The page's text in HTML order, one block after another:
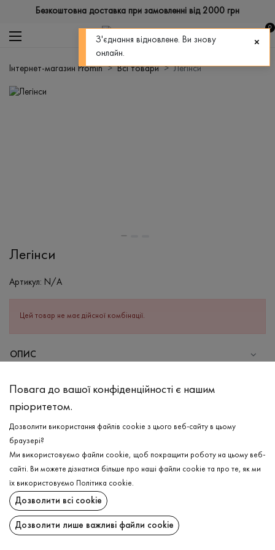
Безкоштовна доставка при замовленні від 2000 грн
0
Інтернет-магазин Promin Всі товари Легінси
Легінси
Артикул: N/A
Цей товар не має дійсної комбінації.
ОПИС
Бавовна - 95%, Еластан - 5%
Прання в холодній воді (до 30 ° C)
Відбілювання заборонено
Прасувати при середній температурі
Щадний віджим і сушка
Щадна хімчистка
ДОСТАВКА
ПОВЕРНЕННЯ
Повага до вашої конфіденційності є нашим
пріоритетом.
Дозволити використання файлів cookie з цього веб-сайту в цьому
браузері?
Ми використовуємо файли cookie, щоб покращити роботу на цьому веб-
сайті. Ви можете дізнатися більше про наші файли cookie та про те, як ми
їх використовуємо
Політика cookie.
Дозволити всі cookie
Дозволити лише важливі файли cookie
З'єднання відновлене. Ви знову
онлайн.